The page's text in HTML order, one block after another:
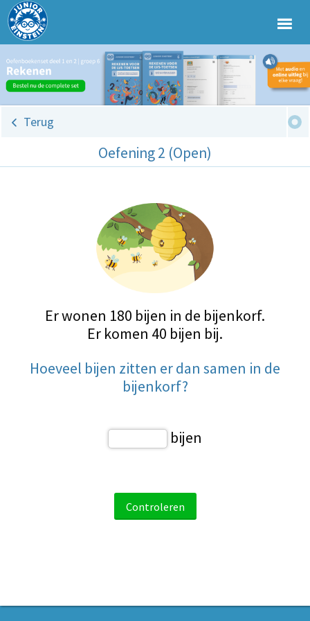
Terug
Oefening 2 (Open)
Er wonen 180 bijen in de bijenkorf.
Er komen 40 bijen bij.
Hoeveel bijen zitten er dan samen in de
bijenkorf?
bijen